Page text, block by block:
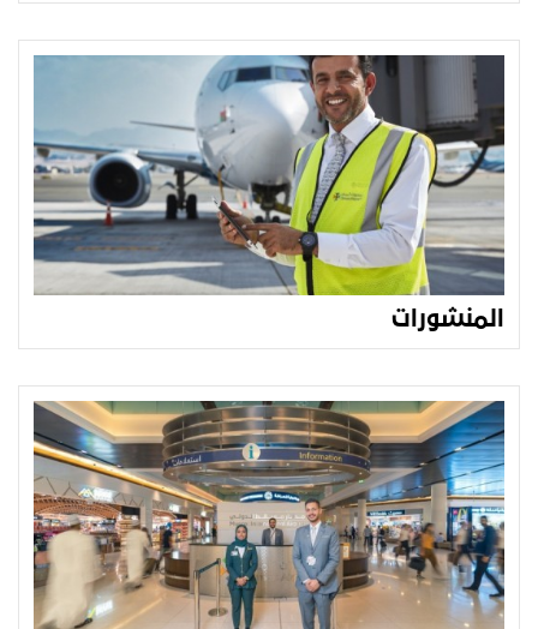
المنشورات